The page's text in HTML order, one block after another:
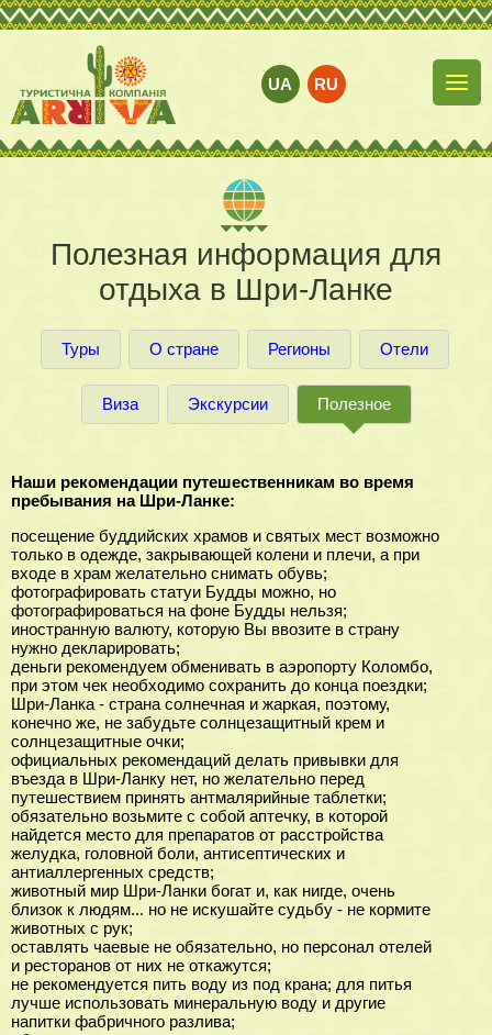
UA RU
Полезная информация для
отдыха в Шри-Ланке
Туры О стране Регионы Отели
Виза Экскурсии Полезное
Наши рекомендации путешественникам во время
пребывания на Шри-Ланке:
посещение буддийских храмов и святых мест возможно
только в одежде, закрывающей колени и плечи, а при
входе в храм желательно снимать обувь;
фотографировать статуи Будды можно, но
фотографироваться на фоне Будды нельзя;
иностранную валюту, которую Вы ввозите в страну
нужно декларировать;
деньги рекомендуем обменивать в аэропорту Коломбо,
при этом чек необходимо сохранить до конца поездки;
Шри-Ланка - страна солнечная и жаркая, поэтому,
конечно же, не забудьте солнцезащитный крем и
солнцезащитные очки;
официальных рекомендаций делать привывки для
въезда в Шри-Ланку нет, но желательно перед
путешествием принять антмалярийные таблетки;
обязательно возьмите с собой аптечку, в которой
найдется место для препаратов от расстройства
желудка, головной боли, антисептических и
антиаллергенных средств;
животный мир Шри-Ланки богат и, как нигде, очень
близок к людям... но не искушайте судьбу - не кормите
животных с рук;
оставлять чаевые не обязательно, но персонал отелей
и ресторанов от них не откажутся;
не рекомендуется пить воду из под крана; для питья
лучше использовать минеральную воду и другие
напитки фабричного разлива;